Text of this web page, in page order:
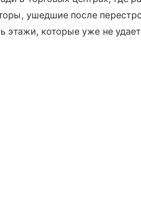
ушедшие после
этажи, которые уже не